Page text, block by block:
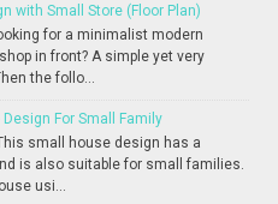
with Small Store (Floor Plan)
for a minimalist modern
in front? A simple yet very
the follo...
For Small Family
small house design has a
is also suitable for small families.
usi...